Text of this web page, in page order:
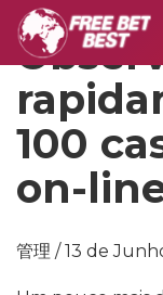
100
on-
管理 / 13 de